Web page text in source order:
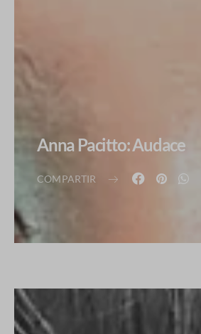
Anna Pacitto: Audace
COMPARTIR